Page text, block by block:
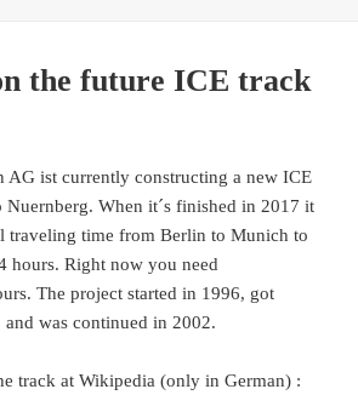
the future ICE track
AG ist currently constructing a new ICE
When it´s finished in 2017 it
traveling time from Berlin to Munich to
hours. Right now you need
The project started in 1996, got
was continued in 2002.
track at Wikipedia (only in German) :